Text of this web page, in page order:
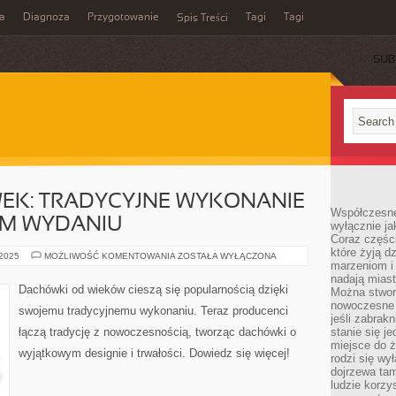
Diagnoza Przygotowanie Spis Treści Tagi Tagi
TRADYCYJNE WYKONANIE
WYDANIU
MOŻLIWOŚĆ KOMENTOWANIA ZALETY
WYKONANIE
W
WYDANIU
ZOSTAŁA WYŁĄCZONA
Dachówki od wieków cieszą się popularnością dzięki
swojemu tradycyjnemu wykonaniu. Teraz producenci
łączą tradycję z nowoczesnością, tworząc dachówki o
wyjątkowym designie i trwałości. Dowiedz się więcej!
wyłącznie
Coraz
które żyją
marzeniom
nadają
Można
jeśli
stanie się
miejsce do
rodzi się
dojrzewa
ludzie